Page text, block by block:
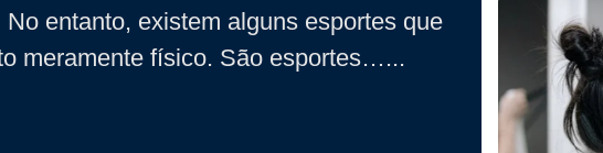
entanto, existem alguns esportes que
meramente físico. São esportes…